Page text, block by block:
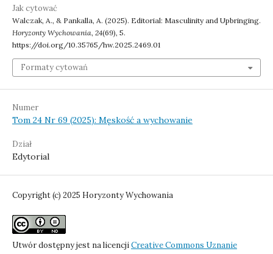
Jak cytować
Walczak, A., & Pankalla, A. (2025). Editorial: Masculinity and Upbringing.
Horyzonty Wychowania, 24(69), 5.
https://doi.org/10.35765/hw.2025.2469.01
Formaty cytowań
Numer
Tom 24 Nr 69 (2025): Męskość a wychowanie
Dział
Edytorial
Copyright (c) 2025 Horyzonty Wychowania
Utwór dostępny jest na licencjiCreative Commons Uznanie